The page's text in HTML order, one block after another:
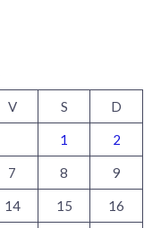
V S D
1 2
7 8 9
14 15 16